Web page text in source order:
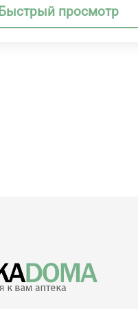
Быстрый просмотр